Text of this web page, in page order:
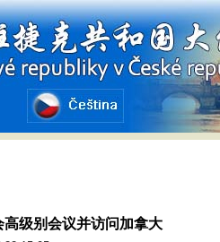
级别会议并访问加拿大